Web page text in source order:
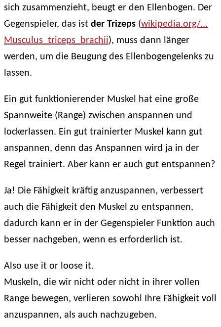
sich zusammenzieht, beugt er den Ellenbogen. Der
Gegenspieler, das ist der Trizeps (wikipedia.org/…
Musculus_triceps_brachii), muss dann länger
werden, um die Beugung des Ellenbogengelenks zu
lassen.
Ein gut funktionierender Muskel hat eine große
Spannweite (Range) zwischen anspannen und
lockerlassen. Ein gut trainierter Muskel kann gut
anspannen, denn das Anspannen wird ja in der
Regel trainiert. Aber kann er auch gut entspannen?
Ja! Die Fähigkeit kräftig anzuspannen, verbessert
auch die Fähigkeit den Muskel zu entspannen,
dadurch kann er in der Gegenspieler Funktion auch
besser nachgeben, wenn es erforderlich ist.
Also use it or loose it.
Muskeln, die wir nicht oder nicht in ihrer vollen
Range bewegen, verlieren sowohl Ihre Fähigkeit voll
anzuspannen, als auch nachzugeben.